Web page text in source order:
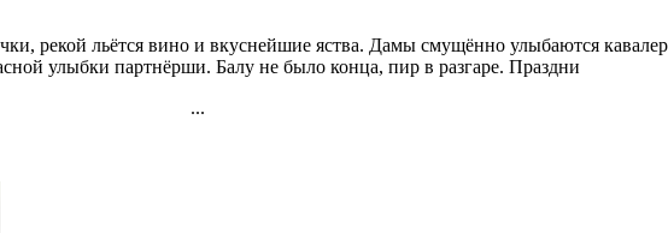
рекой льётся вино и вкуснейшие яства. Дамы смущённо улыбаются
улыбки партнёрши. Балу не было конца, пир в разгаре. Праздни
...